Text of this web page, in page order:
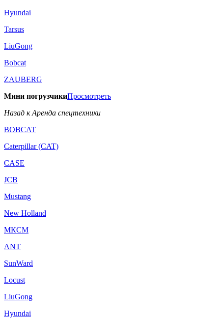
Hyundai
Tarsus
LiuGong
Bobcat
ZAUBERG
Мини погрузчикиПросмотреть
Назад к Аренда спецтехники
BOBCAT
Caterpillar (CAT)
CASE
JCB
Mustang
New Holland
МКСМ
ANT
SunWard
Locust
LiuGong
Hyundai